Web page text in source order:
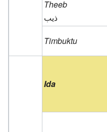
Theeb
ذيب
Timbuktu
Ida